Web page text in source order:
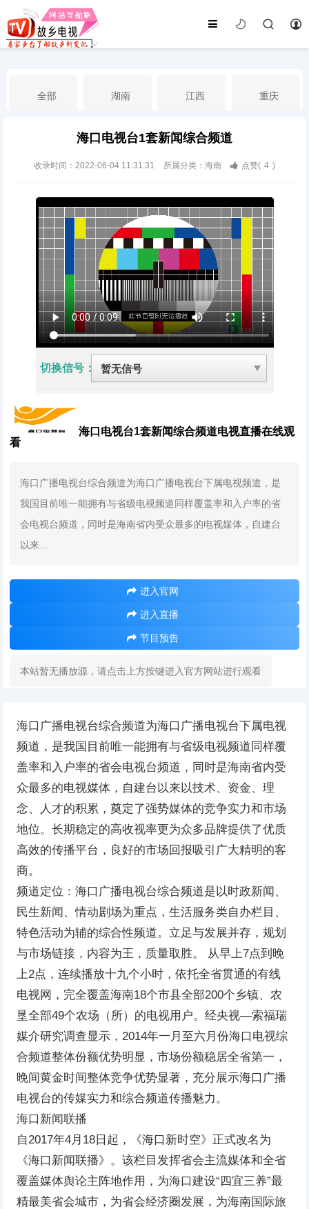
全部 湖南 江西 重庆
河南 福建
海南 宁夏 西藏 新疆
海口电视台1套新闻综合频道
收录时间：2022-06-04 11:31:31 所属分类：海南 点赞( 4 )
切换信号：
海口电视台1套新闻综合频道电视直播在线观
看
海口广播电视台综合频道为海口广播电视台下属电视频道，是
我国目前唯一能拥有与省级电视频道同样覆盖率和入户率的省
会电视台频道，同时是海南省内受众最多的电视媒体，自建台
以来...
进入官网
进入直播
节目预告
本站暂无播放源，请点击上方按键进入官方网站进行观看
海口广播电视台综合频道为海口广播电视台下属电视
频道，是我国目前唯一能拥有与省级电视频道同样覆
盖率和入户率的省会电视台频道，同时是海南省内受
众最多的电视媒体，自建台以来以技术、资金、理
念、人才的积累，奠定了强势媒体的竞争实力和市场
地位。长期稳定的高收视率更为众多品牌提供了优质
高效的传播平台，良好的市场回报吸引广大精明的客
商。
频道定位：海口广播电视台综合频道是以时政新闻、
民生新闻、情动剧场为重点，生活服务类自办栏目、
特色活动为辅的综合性频道。立足与发展并存，规划
与市场链接，内容为王，质量取胜。 从早上7点到晚
上2点，连续播放十九个小时，依托全省贯通的有线
电视网，完全覆盖海南18个市县全部200个乡镇、农
垦全部49个农场（所）的电视用户。经央视—索福瑞
媒介研究调查显示，2014年一月至六月份海口电视综
合频道整体份额优势明显，市场份额稳居全省第一，
晚间黄金时间整体竞争优势显著，充分展示海口广播
电视台的传媒实力和综合频道传播魅力。
海口新闻联播
自2017年4月18日起，《海口新时空》正式改名为
《海口新闻联播》。该栏目发挥省会主流媒体和全省
覆盖媒体舆论主阵地作用，为海口建设“四宜三养”最
精最美省会城市，为省会经济圈发展，为海南国际旅